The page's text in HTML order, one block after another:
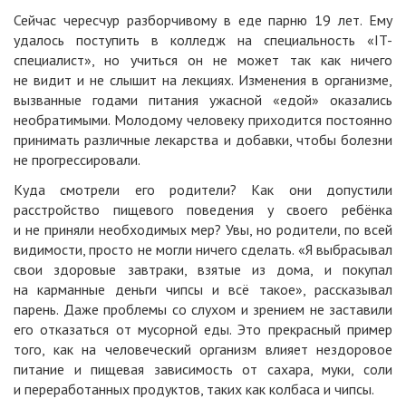
Сейчас чересчур разборчивому в еде парню 19 лет. Ему
удалось поступить в колледж на специальность «IT-
специалист», но учиться он не может так как ничего
не видит и не слышит на лекциях. Изменения в организме,
вызванные годами питания ужасной «едой» оказались
необратимыми. Молодому человеку приходится постоянно
принимать различные лекарства и добавки, чтобы болезни
не прогрессировали.
Куда смотрели его родители? Как они допустили
расстройство пищевого поведения у своего ребёнка
и не приняли необходимых мер? Увы, но родители, по всей
видимости, просто не могли ничего сделать. «Я выбрасывал
свои здоровые завтраки, взятые из дома, и покупал
на карманные деньги чипсы и всё такое», рассказывал
парень. Даже проблемы со слухом и зрением не заставили
его отказаться от мусорной еды. Это прекрасный пример
того, как на человеческий организм влияет нездоровое
питание и пищевая зависимость от сахара, муки, соли
и переработанных продуктов, таких как колбаса и чипсы.